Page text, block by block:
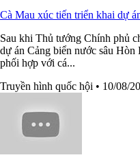
Cà Mau xúc tiến triển khai dự
Sau khi Thủ tướng Chính phủ
dự án Cảng biển nước sâu
phối hợp với cá...
Truyền hình quốc hội • 10/08/